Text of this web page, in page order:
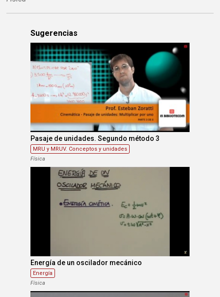
Sugerencias
Pasaje de unidades. Segundo método 3
MRU y MRUV. Conceptos y unidades
Física
Energía de un oscilador mecánico
Energía
Física